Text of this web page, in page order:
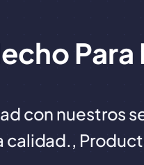
Para
con nuestros